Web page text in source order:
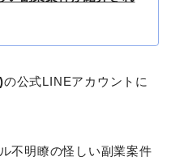
の公式LINEアカウントに
不明瞭の怪しい副業案件